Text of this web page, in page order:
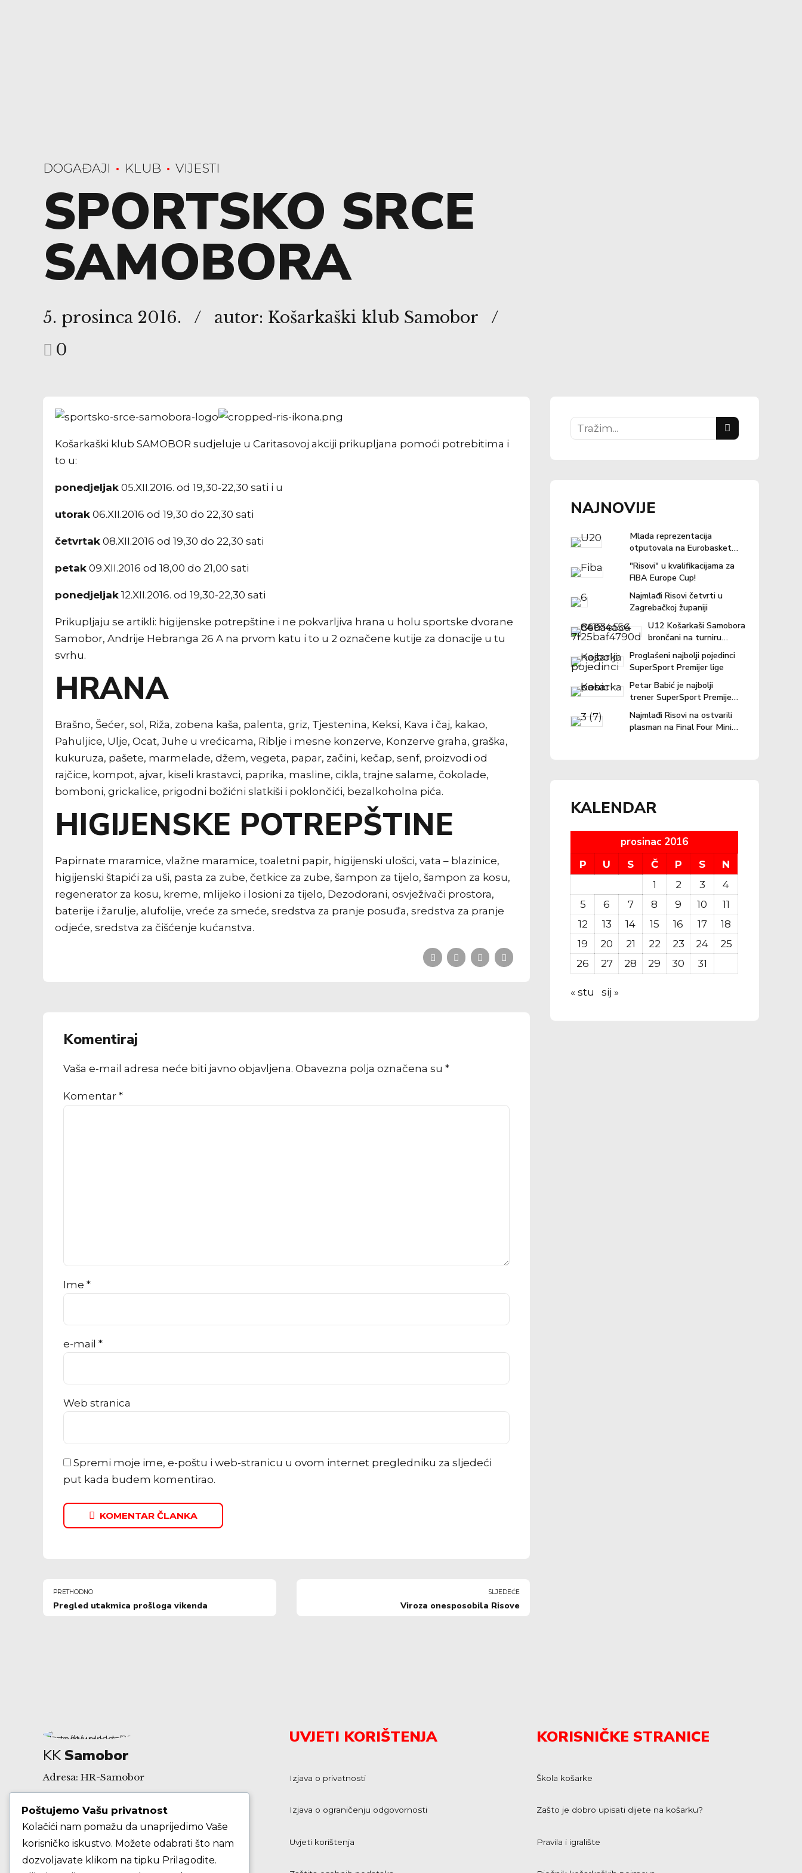
DOGAĐAJI KLUB VIJESTI
SPORTSKO SRCE
SAMOBORA
5. prosinca 2016.
autor: Košarkaški klub Samobor
0
Košarkaški klub SAMOBOR sudjeluje u Caritasovoj akciji prikupljana pomoći potrebitima i
to u:
ponedjeljak 05.XII.2016. od 19,30-22,30 sati i u
utorak 06.XII.2016 od 19,30 do 22,30 sati
četvrtak 08.XII.2016 od 19,30 do 22,30 sati
petak 09.XII.2016 od 18,00 do 21,00 sati
ponedjeljak 12.XII.2016. od 19,30-22,30 sati
Prikupljaju se artikli: higijenske potrepštine i ne pokvarljiva hrana u holu sportske dvorane
Samobor, Andrije Hebranga 26 A na prvom katu i to u 2 označene kutije za donacije u tu
svrhu.
HRANA
Brašno, Šećer, sol, Riža, zobena kaša, palenta, griz, Tjestenina, Keksi, Kava i čaj, kakao,
Pahuljice, Ulje, Ocat, Juhe u vrećicama, Riblje i mesne konzerve, Konzerve graha, graška,
kukuruza, pašete, marmelade, džem, vegeta, papar, začini, kečap, senf, proizvodi od
rajčice, kompot, ajvar, kiseli krastavci, paprika, masline, cikla, trajne salame, čokolade,
bomboni, grickalice, prigodni božićni slatkiši i poklončići, bezalkoholna pića.
HIGIJENSKE POTREPŠTINE
Papirnate maramice, vlažne maramice, toaletni papir, higijenski ulošci, vata – blazinice,
higijenski štapići za uši, pasta za zube, četkice za zube, šampon za tijelo, šampon za kosu,
regenerator za kosu, kreme, mlijeko i losioni za tijelo, Dezodorani, osvježivači prostora,
baterije i žarulje, alufolije, vreće za smeće, sredstva za pranje posuđa, sredstva za pranje
odjeće, sredstva za čišćenje kućanstva.
Komentiraj
Vaša e-mail adresa neće biti javno objavljena. Obavezna polja označena su *
Komentar *
Ime *
e-mail *
Web stranica
Spremi moje ime, e-poštu i web-stranicu u ovom internet pregledniku za sljedeći
put kada budem komentirao.
KOMENTAR ČLANKA
PRETHODNO
Pregled utakmica prošloga vikenda
SLJEDEĆE
Viroza onesposobila Risove
NAJNOVIJE
Mlada reprezentacija
otputovala na Eurobasket u
Ljubljanu
"Risovi" u kvalifikacijama za
FIBA Europe Cup!
Najmlađi Risovi četvrti u
Zagrebačkoj županiji
U12 Košarkaši Samobora
brončani na turniru
"Povratak košarci"
Proglašeni najbolji pojedinci
SuperSport Premijer lige
Petar Babić je najbolji
trener SuperSport Premijer
lige u prošloj sezoni!
Najmlađi Risovi na ostvarili
plasman na Final Four Mini
KALENDAR
prosinac 2016
P U S Č P S
N
1
2 3
4
5
6 7 8 9 10
11
12
13 14 15 16 17
18
19
20 21 22 23 24
25
26
27 28 29 30 31
« stu sij »
KKSamobor
Adresa: HR-Samobor
Andrije Hebranga 26A
E-mail: klub@kksamobor.hr
UVJETI KORIŠTENJA
Izjava o privatnosti
Izjava o ograničenju odgovornosti
Uvjeti korištenja
KORISNIČKE STRANICE
Škola košarke
Zašto je dobro upisati dijete na košarku?
Pravila i igralište
Poštujemo Vašu privatnost
Kolačići nam pomažu da unaprijedimo Vaše
korisničko iskustvo. Možete odabrati što nam
dozvoljavate klikom na tipku Prilagodite.